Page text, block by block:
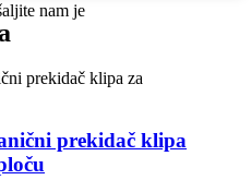
nam je
prekidač klipa